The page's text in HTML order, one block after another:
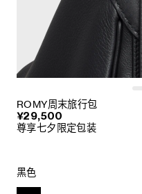
ROMY周末旅行包
¥29,500
尊享七夕限定包装
黑色